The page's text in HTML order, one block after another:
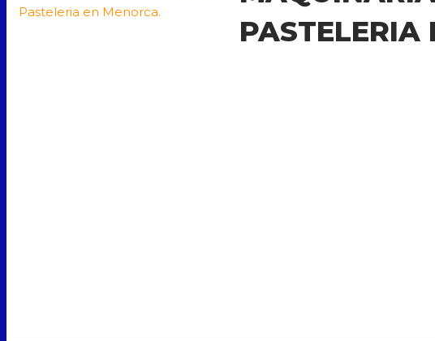
PASTELERIA